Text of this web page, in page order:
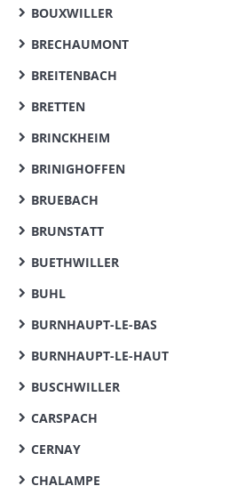
BOUXWILLER
BRECHAUMONT
BREITENBACH
BRETTEN
BRINCKHEIM
BRINIGHOFFEN
BRUEBACH
BRUNSTATT
BUETHWILLER
BUHL
BURNHAUPT-LE-BAS
BURNHAUPT-LE-HAUT
BUSCHWILLER
CARSPACH
CERNAY
CHALAMPE